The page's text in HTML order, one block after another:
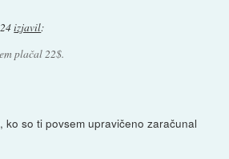
izjavil:
plačal 22$.
ko so ti povsem upravičeno zaračunal